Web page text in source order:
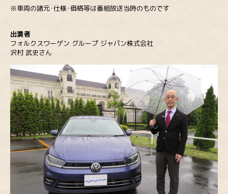
※車両の諸元･仕様･価格等は番組放送当時のものです
出演者
フォルクスワーゲン グループ ジャパン株式会社
沢村 武史さん